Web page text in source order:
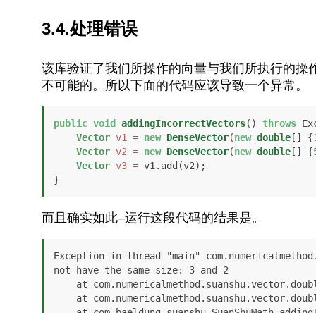
3.4.处理错误
该库验证了我们所操作的向量与我们所执行的
不可能的。所以下面的代码应该导致一个异常。
public void addingIncorrectVectors() throws
Vector v1 = new DenseVector(new double[] {
Vector v2 = new DenseVector(new double[] {
Vector v3 = v1.add(v2);
}
而且确实如此–运行这段代码的结果是。
Exception in thread "main"
not have the same size: 3 and 2